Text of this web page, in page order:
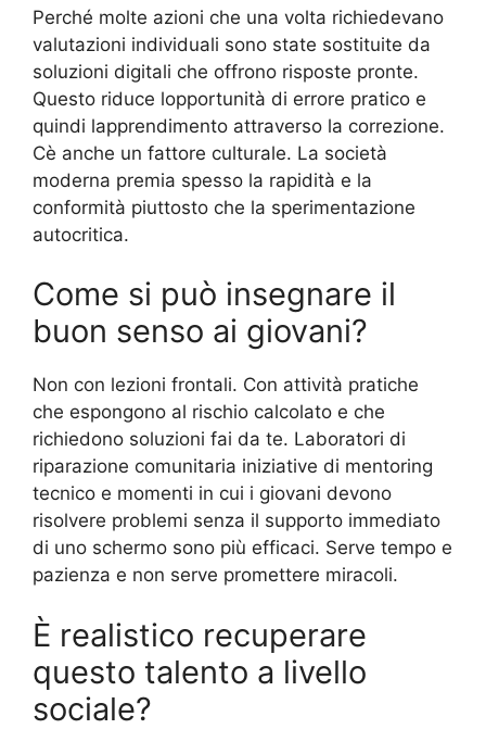
Perché molte azioni che una volta richiedevano
valutazioni individuali sono state sostituite da
soluzioni digitali che offrono risposte pronte.
Questo riduce lopportunità di errore pratico e
quindi lapprendimento attraverso la correzione.
Cè anche un fattore culturale. La società
moderna premia spesso la rapidità e la
conformità piuttosto che la sperimentazione
autocritica.
Come si può insegnare il
buon senso ai giovani?
Non con lezioni frontali. Con attività pratiche
che espongono al rischio calcolato e che
richiedono soluzioni fai da te. Laboratori di
riparazione comunitaria iniziative di mentoring
tecnico e momenti in cui i giovani devono
risolvere problemi senza il supporto immediato
di uno schermo sono più efficaci. Serve tempo e
pazienza e non serve promettere miracoli.
È realistico recuperare
questo talento a livello
sociale?